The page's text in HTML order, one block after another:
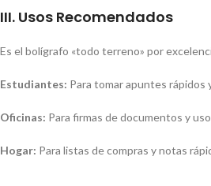
III. Usos Recomendados
Es el bolígrafo «todo terreno» por
Estudiantes: Para tomar apuntes rápidos
Oficinas: Para firmas de documentos y
Hogar: Para listas de compras y notas